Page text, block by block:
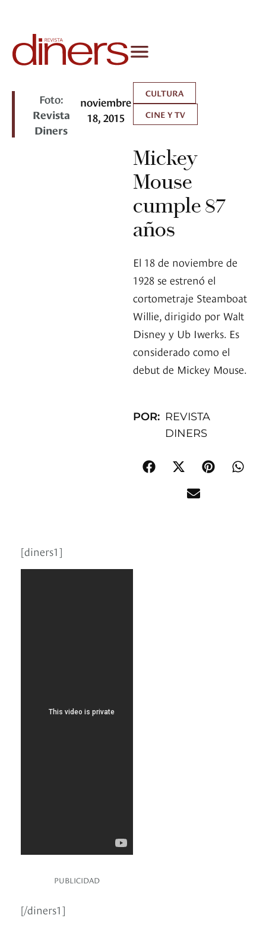
Foto:
Revista
Diners
noviembre
18, 2015
CULTURA
CINE Y TV
Mickey
Mouse
cumple 87
años
El 18 de noviembre de
1928 se estrenó el
cortometraje Steamboat
Willie, dirigido por Walt
Disney y Ub Iwerks. Es
considerado como el
debut de Mickey Mouse.
POR: REVISTA
DINERS
[diners1]
PUBLICIDAD
[/diners1]